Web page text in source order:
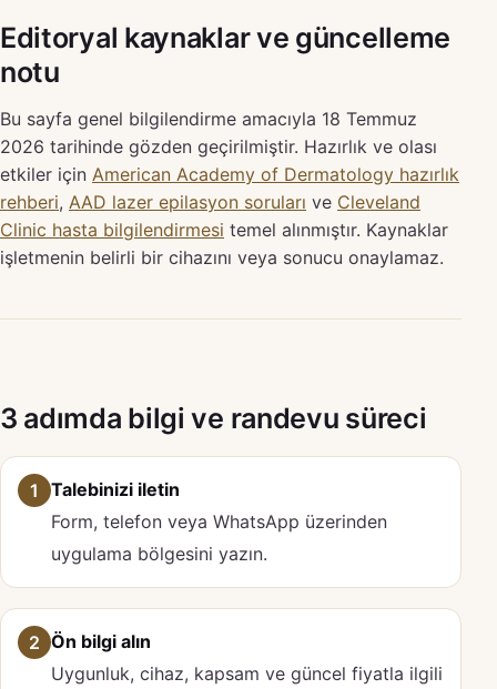
Editoryal kaynaklar ve güncelleme
notu
Bu sayfa genel bilgilendirme amacıyla 18 Temmuz
2026 tarihinde gözden geçirilmiştir. Hazırlık ve olası
etkiler için American Academy of Dermatology hazırlık
rehberi, AAD lazer epilasyon soruları ve Cleveland
Clinic hasta bilgilendirmesi temel alınmıştır. Kaynaklar
işletmenin belirli bir cihazını veya sonucu onaylamaz.
3 adımda bilgi ve randevu süreci
1
Talebinizi iletin
Form, telefon veya WhatsApp üzerinden
uygulama bölgesini yazın.
2 Ön bilgi alın
Uygunluk, cihaz, kapsam ve güncel fiyatla ilgili